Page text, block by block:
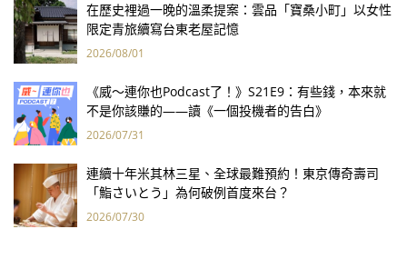
在歷史裡過一晚的溫柔提案：雲品「寶桑小町」以女性
限定青旅續寫台東老屋記憶
2026/08/01
《威～連你也Podcast了！》S21E9：有些錢，本來就
不是你該賺的——讀《一個投機者的告白》
2026/07/31
連續十年米其林三星、全球最難預約！東京傳奇壽司
「鮨さいとう」為何破例首度來台？
2026/07/30